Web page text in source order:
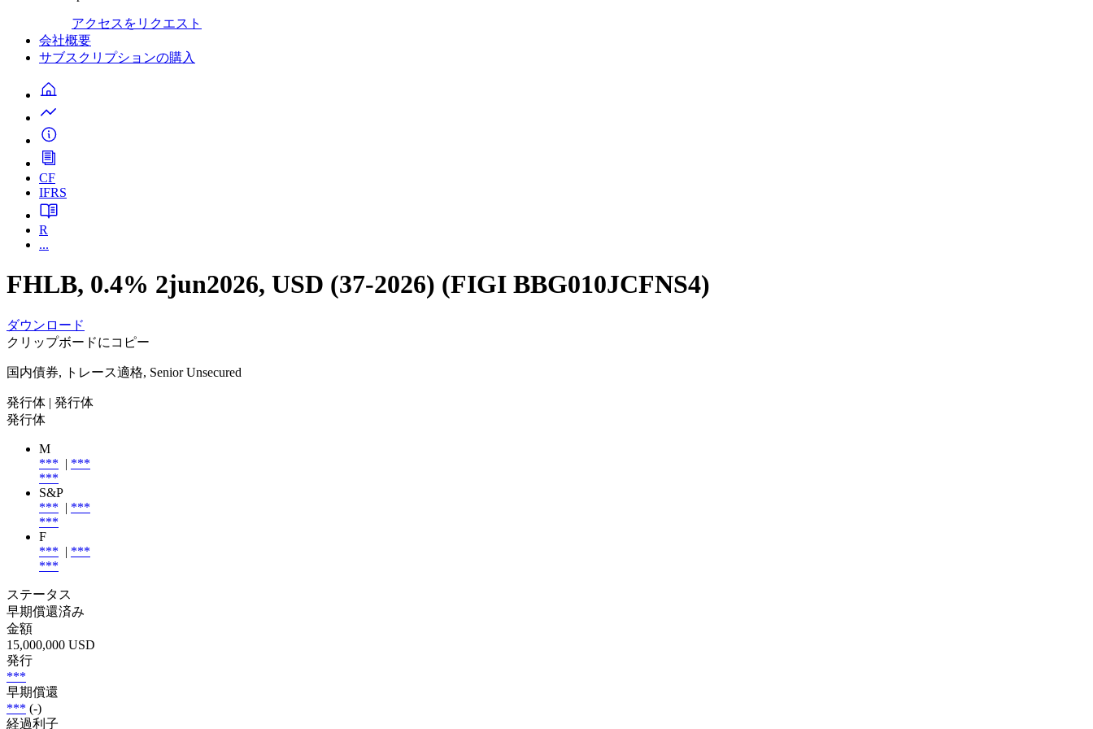
アクセスをリクエスト
会社概要
サブスクリプションの購入
CF
IFRS
R
...
FHLB, 0.4% 2jun2026, USD (37-2026) (FIGI BBG010JCFNS4)
ダウンロード
クリップボードにコピー
国内債券, トレース適格, Senior Unsecured
発行体 | 発行体
発行体
M
*** | ***
***
S&P
*** | ***
***
F
*** | ***
***
ステータス
早期償還済み
金額
15,000,000 USD
発行
***
早期償還
*** (-)
経過利子